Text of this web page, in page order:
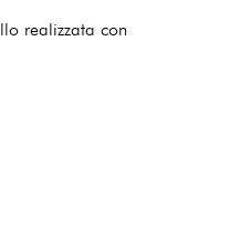
realizzata con